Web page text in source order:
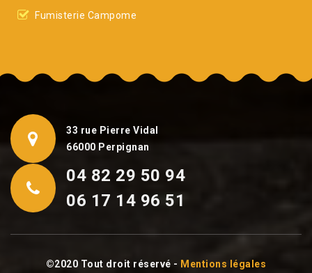
Fumisterie Campome
33 rue Pierre Vidal
66000 Perpignan
04 82 29 50 94
06 17 14 96 51
©2020 Tout droit réservé - Mentions légales